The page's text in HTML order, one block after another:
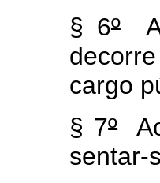
§ 6ºA
cargo
§ 7º
sentar-